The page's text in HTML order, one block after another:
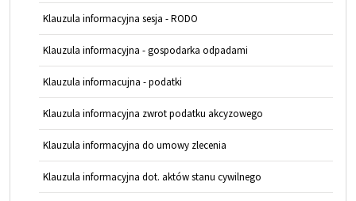
Klauzula informacyjna sesja - RODO
Klauzula informacyjna - gospodarka odpadami
Klauzula informacujna - podatki
Klauzula informacyjna zwrot podatku akcyzowego
Klauzula informacyjna do umowy zlecenia
Klauzula informacyjna dot. aktów stanu cywilnego